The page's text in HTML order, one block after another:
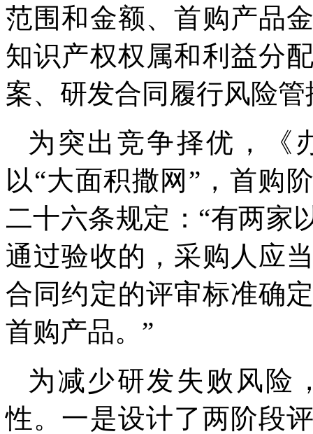
范围和金额、首购产品
知识产权权属和利益分
案、研发合同履行风险
为突出竞争择优，《
以“大面积撒网”，首购
二十六条规定：“有两家
通过验收的，采购人应
合同约定的评审标准确
首购产品。”
为减少研发失败风险
性。一是设计了两阶段